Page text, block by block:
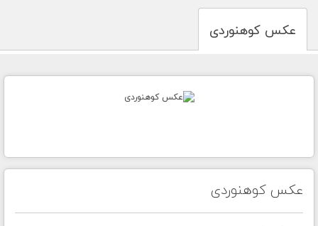
عکس کوهنوردی
عکس کوهنوردی